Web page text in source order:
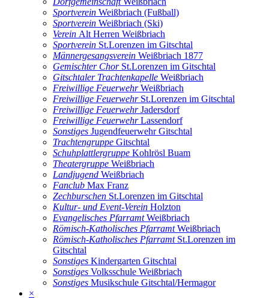
Sportverein Weißbriach (Fußball)
Sportverein Weißbriach (Ski)
Verein Alt Herren Weißbriach
Sportverein St.Lorenzen im Gitschtal
Männergesangsverein Weißbriach 1877
Gemischter Chor St.Lorenzen im Gitschtal
Gitschtaler Trachtenkapelle Weißbriach
Freiwillige FeuerwehrWeißbriach
Freiwillige Feuerwehr St.Lorenzen im Gitschtal
Freiwillige FeuerwehrJadersdorf
Freiwillige FeuerwehrLassendorf
Sonstiges Jugendfeuerwehr Gitschtal
Trachtengruppe Gitschtal
Schuhplattlergruppe Kohlrösl Buam
Theatergruppe Weißbriach
Landjugend Weißbriach
Fanclub Max Franz
Zechburschen St.Lorenzen im Gitschtal
Kultur- und Event-Verein Holzton
Evangelisches PfarramtWeißbriach
Römisch-Katholisches PfarramtWeißbriach
Römisch-Katholisches Pfarramt St.Lorenzen im
Gitschtal
Sonstiges Kindergarten Gitschtal
Sonstiges Volksschule Weißbriach
Sonstiges Musikschule Gitschtal/Hermagor
×